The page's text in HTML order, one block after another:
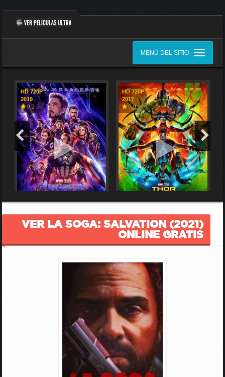
MENÚ DEL SITIO
HD 720P
2019
9,2
HD 720P
2017
7,9
VER LA SOGA: SALVATION (2021)
ONLINE GRATIS